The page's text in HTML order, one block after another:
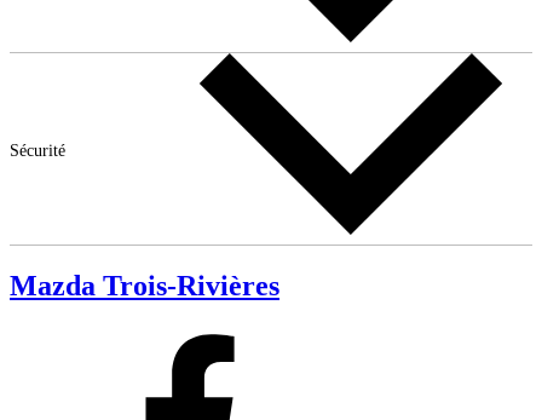
Sécurité
Mazda Trois-Rivières